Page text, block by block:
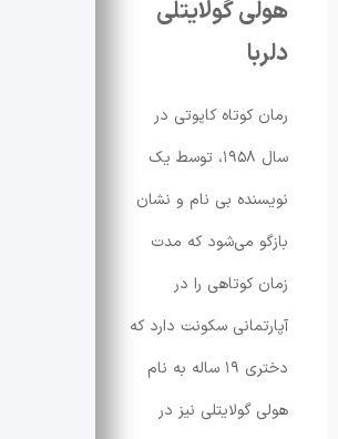
گولایتلی
کاپوتی در
سال ۱۹۵۸، توسط یک
بی نام و نشان
می‌شود که مدت
را در
سکونت دارد که
دختری ۱۹ ساله به نام
نیز در